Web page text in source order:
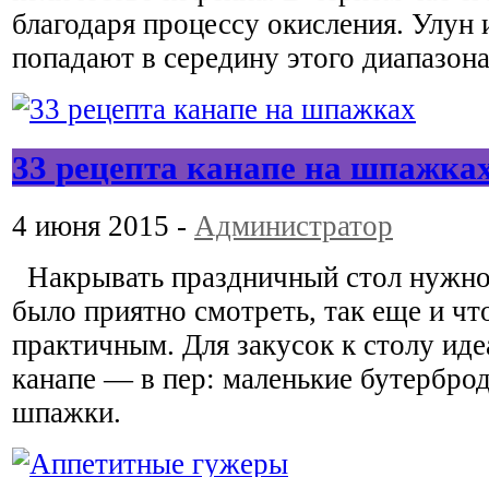
благодаря процессу окисления. Улун
попадают в середину этого
33 рецепта канапе на
4 июня 2015 - Администратор
Накрывать праздничный стол
было приятно смотреть, так еще и
практичным. Для закусок к столу
канапе — в пер: маленькие
шпажки.